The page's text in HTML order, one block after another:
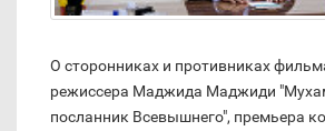
О сторонниках и противниках
режиссера Маджида Маджиди
посланник Всевышнего", премьера